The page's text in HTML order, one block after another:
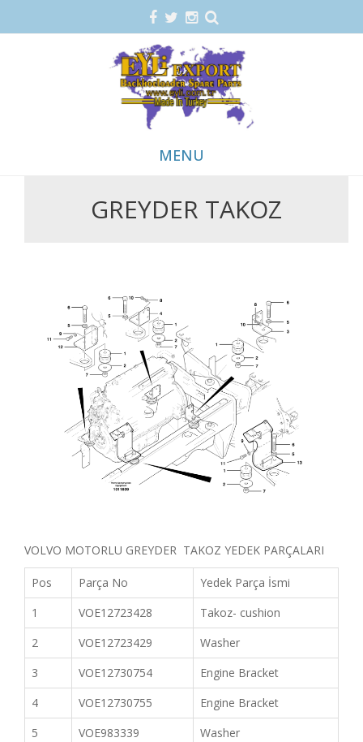
MENU
GREYDER TAKOZ
VOLVO MOTORLU GREYDER TAKOZ YEDEK PARÇALARI
Pos Parça No
Yedek Parça İsmi
1
VOE12723428
Takoz- cushion
2
VOE12723429
Washer
3
VOE12730754
Engine Bracket
4
VOE12730755
Engine Bracket
5
VOE983339
Washer